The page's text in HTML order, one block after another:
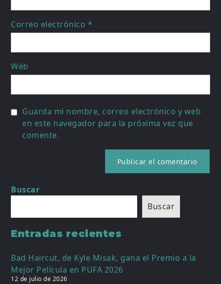
Correo electrónico *
Web
Guarda mi nombre, correo electrónico y web
en este navegador para la próxima vez que
comente.
Buscar
Buscar
Entradas recientes
Bad Haircut, de Kyle Misak, gana el Premio a la
Mejor Película en PUFA 2026
12 de julio de 2026